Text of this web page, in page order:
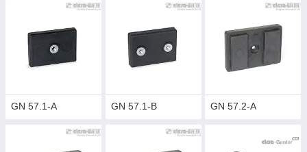
GN 57.1-A GN 57.1-B GN 57.2-A